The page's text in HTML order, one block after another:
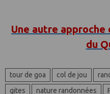
Une autre approche
du
tour de goa col de jou
gites
nature randonnées